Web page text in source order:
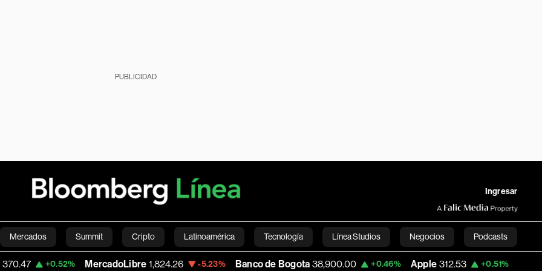
PUBLICIDAD
Ingresar
Mercados Summit Cripto Latinoamérica Tecnología Línea Studios Negocios Podcasts
Economía Estilo de vida Mundo Videos English
MercadoLibre 1,824.26 -5.23% Banco de Bogota 38,900.00 +0.46% Apple 312.53 +0.51% USD COP 3,159.39